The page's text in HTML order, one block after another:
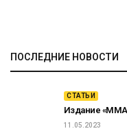
ПОСЛЕДНИЕ НОВОСТИ
СТАТЬИ
Издание «ММА
11.05.2023